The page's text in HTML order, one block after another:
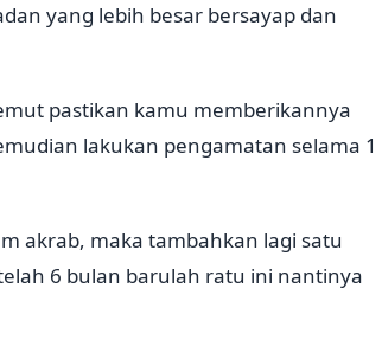
yang lebih besar bersayap dan
pastikan kamu memberikannya
lakukan pengamatan selama 1
akrab, maka tambahkan lagi satu
6 bulan barulah ratu ini nantinya